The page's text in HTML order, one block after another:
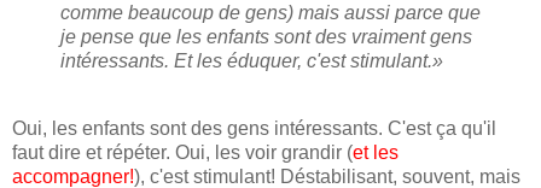
comme beaucoup de gens) mais aussi parce que
je pense que les enfants sont des vraiment gens
intéressants. Et les éduquer, c'est stimulant.»
Oui, les enfants sont des gens intéressants. C'est ça qu'il
faut dire et répéter. Oui, les voir grandir (et les
accompagner!), c'est stimulant! Déstabilisant, souvent, mais